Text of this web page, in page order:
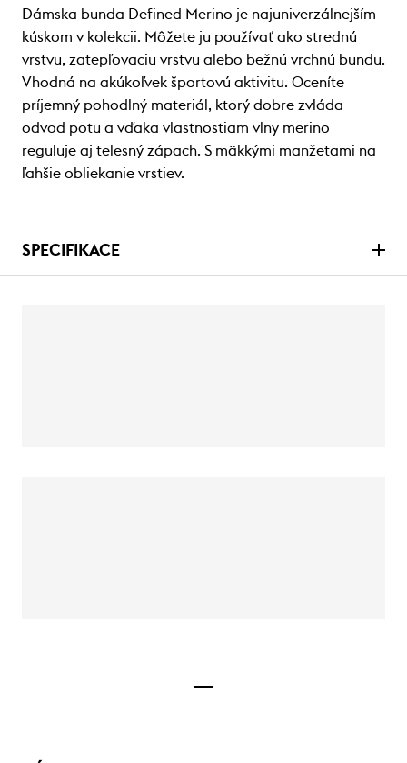
Dámska bunda Defined Merino je najuniverzálnejším
kúskom v kolekcii. Môžete ju používať ako strednú
vrstvu, zatepľovaciu vrstvu alebo bežnú vrchnú bundu.
Vhodná na akúkoľvek športovú aktivitu. Oceníte
príjemný pohodlný materiál, ktorý dobre zvláda
odvod potu a vďaka vlastnostiam vlny merino
reguluje aj telesný zápach. S mäkkými manžetami na
ľahšie obliekanie vrstiev.
SPECIFIKACE